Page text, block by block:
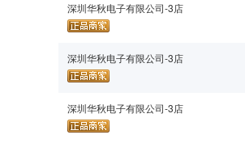
深圳华秋电子有限公司-3店
深圳华秋电子有限公司-3店
深圳华秋电子有限公司-3店